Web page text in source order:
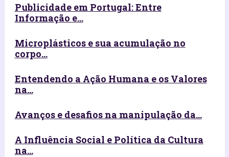
Publicidade em Portugal: Entre
Informação e...
Microplásticos e sua acumulação no
corpo...
Entendendo a Ação Humana e os Valores
na...
Avanços e desafios na manipulação da...
A Influência Social e Política da Cultura
na...